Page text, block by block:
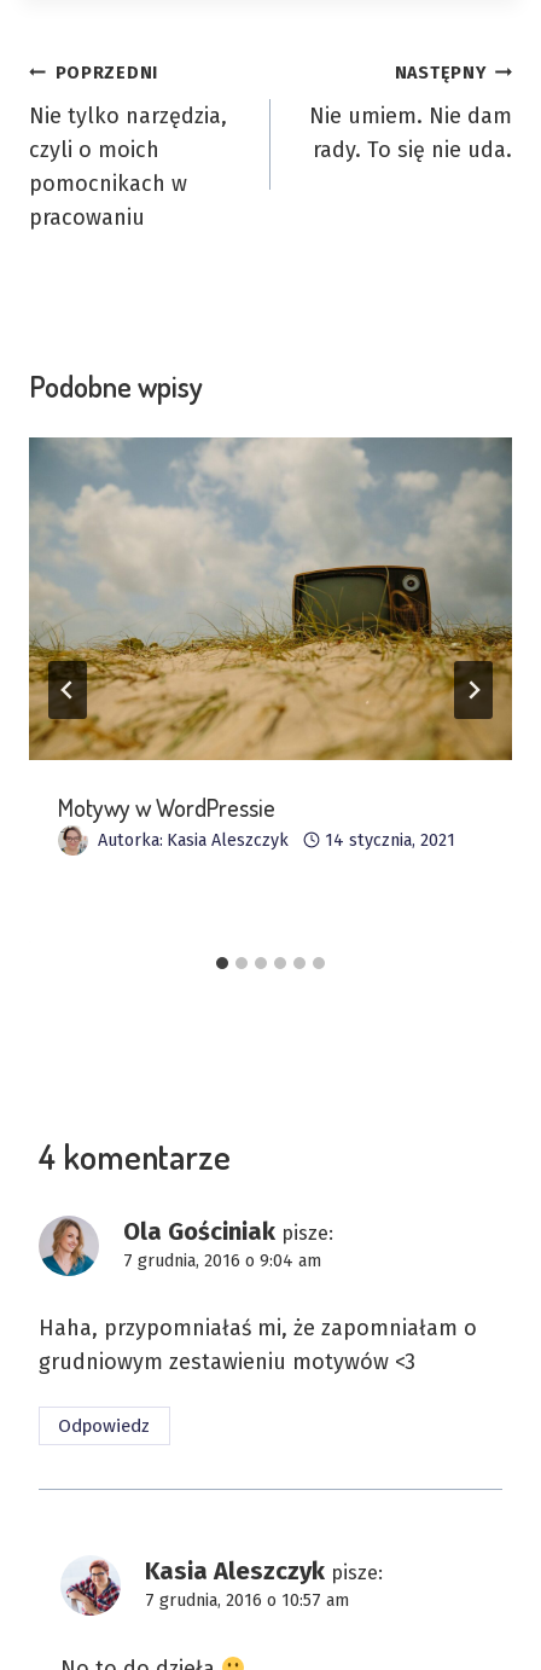
Nawigacja
wpisu
POPRZEDNI
Nie tylko narzędzia,
czyli o moich
pomocnikach w
pracowaniu
NASTĘPNY
Nie umiem. Nie dam
rady. To się nie uda.
Podobne wpisy
Motywy w WordPressie
Autorka: Kasia Aleszczyk 14 stycznia, 2021
4 komentarze
Ola Gościniak pisze:
7 grudnia, 2016 o 9:04 am
Haha, przypomniałaś mi, że zapomniałam o
grudniowym zestawieniu motywów <3
Odpowiedz
Kasia Aleszczyk pisze:
7 grudnia, 2016 o 10:57 am